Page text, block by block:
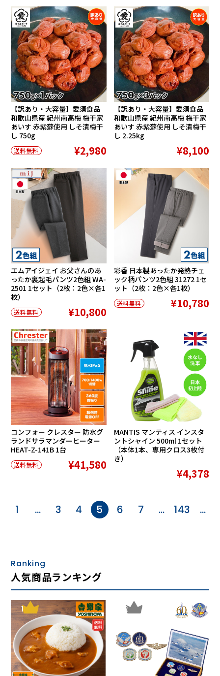
【訳あり・大容量】愛須食品
和歌山県産 紀州南高梅 梅干家
あいす 赤紫蘇使用 しそ漬梅干
し 750g
送料無料 ¥2,980
【訳あり・大容量】愛須食品
和歌山県産 紀州南高梅 梅干家
あいす 赤紫蘇使用 しそ漬梅干
し 2.25kg
¥8,100
エムアイジェイ お父さんのあ
ったか裏起毛パンツ2色組 WA-
2501 1セット（2枚：2色×各1
枚）
送料無料 ¥10,800
彩香 日本製あったか発熱チェ
ック柄パンツ2色組 31272 1セ
ット（2枚：2色×各1枚）
送料無料 ¥10,780
コンフォー クレスター 防水グ
ランドサラマンダーヒーター
HEAT-Z-141B 1台
送料無料 ¥41,580
MANTIS マンティス インスタ
ントシャイン 500ml 1セット
（本体1本、専用クロス3枚付
き）
¥4,378
1 … 3 4 5 6 7 … 143 …
Ranking
人気商品ランキング
1 2